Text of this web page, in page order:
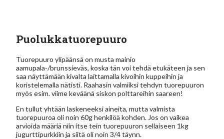
Puolukkatuorepuuro
Tuorepuuro ylipäänsä on musta mainio
aamupala-/brunssieväs, koska tän voi tehdä etukäteen ja sen
saa näyttämään kivalta laittamalla kivoihin kuppeihin ja
koristelemalla nätisti. Raahasin valmiiksi tehdyn tuorepuuron
myös esim. viime keväänä siskon polttareihin saareen!
En tullut yhtään laskeneeksi aineita, mutta valmista
tuorepuuroa oli noin 60g henkilöä kohden. Jos on vaikea
arvioida määriä niin itse tein tuorepuuron sellaiseen 1kg
jugurttipurkkiin ja siitä oli noin 3/4 täynn.